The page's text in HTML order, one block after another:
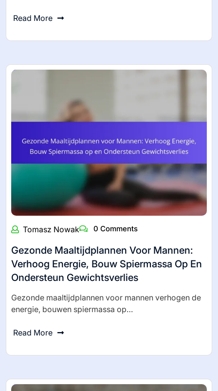
Read More
Tomasz Nowak 0 Comments
Gezonde Maaltijdplannen Voor Mannen:
Verhoog Energie, Bouw Spiermassa Op En
Ondersteun Gewichtsverlies
Gezonde maaltijdplannen voor mannen verhogen de
energie, bouwen spiermassa op…
Read More